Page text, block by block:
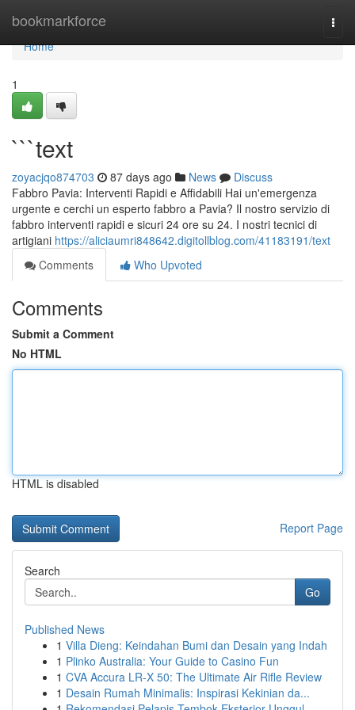
bookmarkforce
Home
Home
1
```text
zoyacjqo874703 87 days ago News
Discuss
Fabbro Pavia: Interventi Rapidi e Affidabili Hai un'emergenza
urgente e cerchi un esperto fabbro a Pavia? Il nostro servizio di
fabbro interventi rapidi e sicuri 24 ore su 24. I nostri tecnici di
artigiani https://aliciaumri848642.digitollblog.com/41183191/text
Comments
Who Upvoted
Comments
Submit a Comment
No HTML
HTML is disabled
Report Page
Search
Go
Published News
1 Villa Dieng: Keindahan Bumi dan Desain yang Indah
1 Plinko Australia: Your Guide to Casino Fun
1 CVA Accura LR-X 50: The Ultimate Air Rifle Review
1 Desain Rumah Minimalis: Inspirasi Kekinian da...